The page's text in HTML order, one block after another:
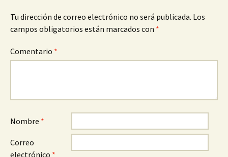
Tu dirección de correo electrónico no será publicada. Los
campos obligatorios están marcados con *
Comentario *
Nombre *
Correo
electrónico *